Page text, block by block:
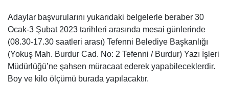
Adaylar başvurularını yukarıdaki belgelerle beraber 30
Ocak-3 Şubat 2023 tarihleri arasında mesai günlerinde
(08.30-17.30 saatleri arası) Tefenni Belediye Başkanlığı
(Yokuş Mah. Burdur Cad. No: 2 Tefenni / Burdur) Yazı İşleri
Müdürlüğü’ne şahsen müracaat ederek yapabileceklerdir.
Boy ve kilo ölçümü burada yapılacaktır.